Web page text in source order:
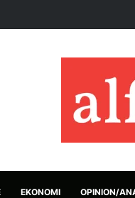
EKONOMI OPINION/